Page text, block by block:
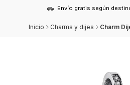
Envío gratis según
Inicio Charms y dijes Charm